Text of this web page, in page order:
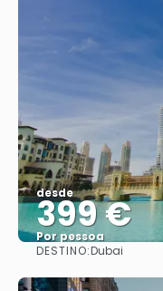
desde
399 €
Por pessoa
DESTINO:Dubai